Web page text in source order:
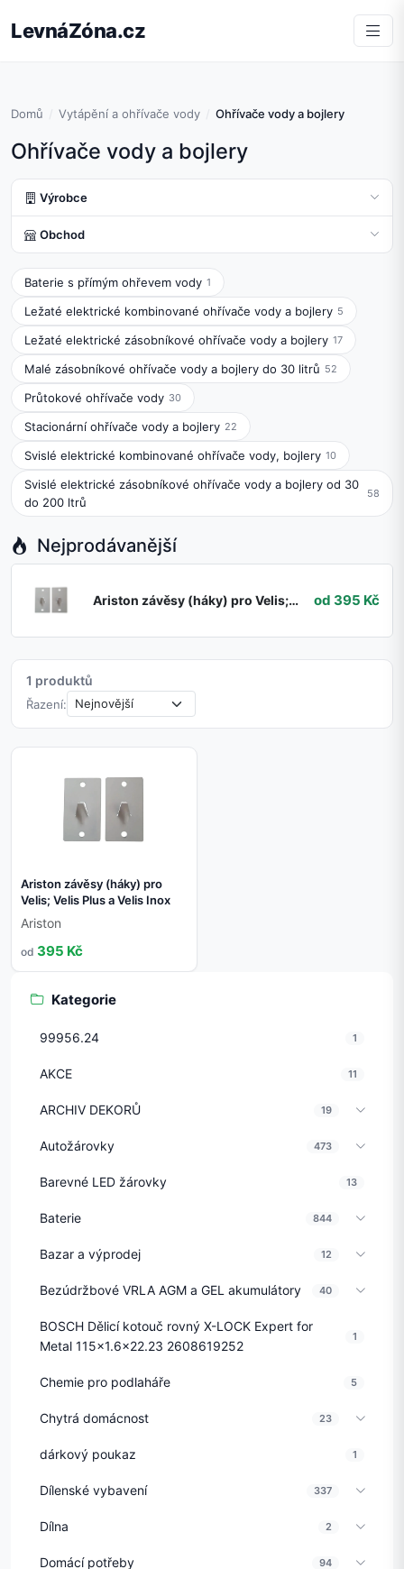
LevnáZóna.cz
Domů Vytápění a ohřívače vody Ohřívače vody a bojlery
Ohřívače vody a bojlery
Výrobce
Obchod
Baterie s přímým ohřevem vody 1
Ležaté elektrické kombinované ohřívače vody a bojlery 5
Ležaté elektrické zásobníkové ohřívače vody a bojlery 17
Malé zásobníkové ohřívače vody a bojlery do 30 litrů 52
Průtokové ohřívače vody 30
Stacionární ohřívače vody a bojlery 22
Svislé elektrické kombinované ohřívače vody, bojlery 10
Svislé elektrické zásobníkové ohřívače vody a bojlery od 30
do 200 ltrů
58
Nejprodávanější
Ariston závěsy (háky) pro Velis; Velis Plus a Velis Inox od 395 Kč
1 produktů
Řazení:
Ariston závěsy (háky) pro
Velis; Velis Plus a Velis Inox
Ariston
od 395 Kč
Kategorie
99956.24 1
AKCE 11
ARCHIV DEKORŮ 19
Autožárovky 473
Barevné LED žárovky 13
Baterie 844
Bazar a výprodej 12
Bezúdržbové VRLA AGM a GEL akumulátory 40
BOSCH Dělicí kotouč rovný X-LOCK Expert for
Metal 115x1.6x22.23 2608619252
1
Chemie pro podlaháře 5
Chytrá domácnost 23
dárkový poukaz 1
Dílenské vybavení 337
Dílna 2
Domácí potřeby 94